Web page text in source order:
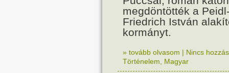
megdöntötték a
Friedrich István
kormányt.
» tovább olvasom | Nincs
Történelem
Magyar